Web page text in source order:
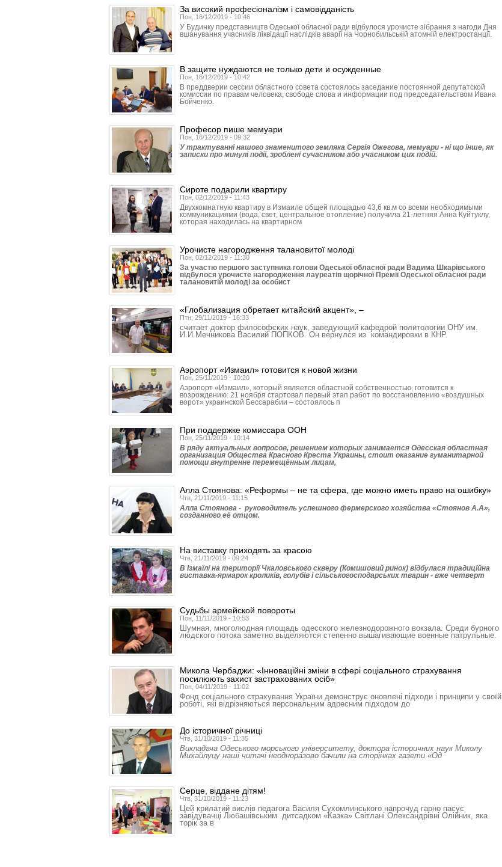
За високий професіоналізм і самовідданість
Пон, 16/12/2019 - 10:46
У Будинку представництв Одеської обласної ради відбулося урочисте зібрання з нагоди Дня
вшанування учасників ліквідації наслідків аварії на Чорнобильській атомній електростанції.
В защите нуждаются не только дети и осужденные
Пон, 16/12/2019 - 10:42
В преддверии сессии областного совета состоялось заседание постоянной депутатской
комиссии по правам человека, свободе слова и информации под председательством Ивана
Бойченко.
Професор пише мемуари
Пон, 16/12/2019 - 09:32
У трактуванні нашого знаменитого земляка Сергія Ожегова, мемуари - ні що інше, як
записки про минулі події, зроблені сучасником або учасником цих подій.
Сироте подарили квартиру
Пон, 02/12/2019 - 11:43
Двухкомнатную квартиру в Измаиле общей площадью 43,6 кв.м со всеми необходимыми
коммуникациями (вода, свет, центральное отопление) получила 21-летняя Анна Куйтуклу,
которая находилась на квартирном
Урочисте нагородження талановитої молоді
Пон, 02/12/2019 - 11:30
За участю першого заступника голови Одеської обласної ради Вадима Шкарівського
відбулося урочисте нагородження лауреатів щорічної Премії Одеської обласної ради
талановитій молоді за особист
«Глобализация обретает китайский акцент», –
Птн, 29/11/2019 - 16:33
считает доктор философских наук, заведующий кафедрой политологии ОНУ им.
И.И.Мечникова Василий ПОПКОВ. Он вернулся из командировки в КНР.
Аэропорт «Измаил» готовится к новой жизни
Пон, 25/11/2019 - 10:20
Аэропорт «Измаил», который является областной собственностью, готовится к
возрождению: 21 ноября стартовал первый этап работ по восстановлению «воздушных
ворот» украинской Бессарабии – состоялось п
При поддержке комиссара ООН
Пон, 25/11/2019 - 10:14
В ряду актуальных вопросов, решением которых занимается Одесская областная
организация Общества Красного Креста Украины, стоит оказание гуманитарной
помощи внутренне перемещённым лицам,
Алла Стоянова: «Реформы – не та сфера, где можно иметь право на ошибку»
Чтв, 21/11/2019 - 11:15
Алла Стоянова - руководитель успешного фермерского хозяйства «Стоянов А.А»,
созданного её отцом.
На виставку приходять за красою
Чтв, 21/11/2019 - 09:24
В Ізмаїлі на території Чкаловського скверу (Комишовий ринок) відбулася традиційна
виставка-ярмарок кроликів, голубів і сільськогосподарських тварин - вже четверт
Судьбы армейской повороты
Пон, 11/11/2019 - 10:53
Шумная, многолюдная площадь одесского железнодорожного вокзала. Среди бурного
людского потока заметно выделяются степенно вышагивающие военные патрульные.
Микола Чербаджи: «Інноваційні зміни в сфері соціального страхування
посилюють захист застрахованих осіб»
Пон, 04/11/2019 - 11:02
Фонд соціального страхування України демонструє оновлені підходи і принципи у своїй
роботі, які відрізняються персональним адресним підходом до
До історичної річниці
Чтв, 31/10/2019 - 11:35
Викладача Одеського морського університету, доктора історичних наук Миколу
Михайлуцу наші читачі неодноразово бачили на сторінках газети «Од
Серце, віддане дітям!
Чтв, 31/10/2019 - 11:23
Цей крилатий вислів педагога Василя Сухомлинського напрочуд гарно пасує
завідувачці Любашівським дитсадком «Казка» Світлані Олександрівні Олійник, яка
торік за в